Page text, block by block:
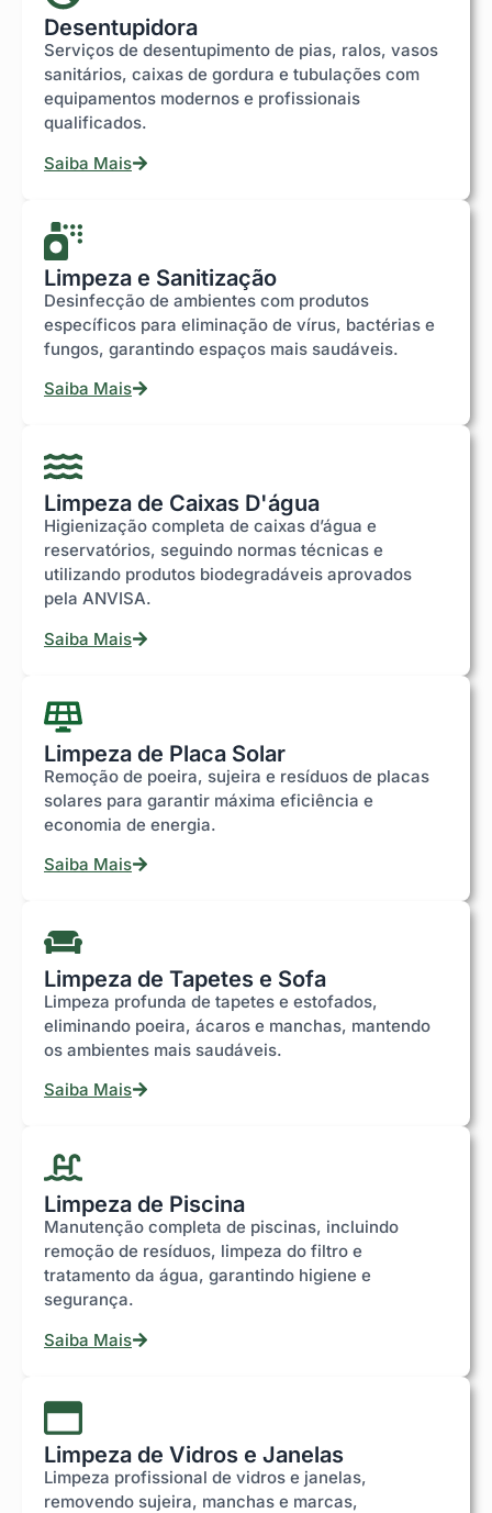
Desentupidora
Serviços de desentupimento de pias, ralos, vasos
sanitários, caixas de gordura e tubulações com
equipamentos modernos e profissionais
qualificados.
Saiba Mais
Limpeza e Sanitização
Desinfecção de ambientes com produtos
específicos para eliminação de vírus, bactérias e
fungos, garantindo espaços mais saudáveis.
Saiba Mais
Limpeza de Caixas D'água
Higienização completa de caixas d’água e
reservatórios, seguindo normas técnicas e
utilizando produtos biodegradáveis aprovados
pela ANVISA.
Saiba Mais
Limpeza de Placa Solar
Remoção de poeira, sujeira e resíduos de placas
solares para garantir máxima eficiência e
economia de energia.
Saiba Mais
Limpeza de Tapetes e Sofa
Limpeza profunda de tapetes e estofados,
eliminando poeira, ácaros e manchas, mantendo
os ambientes mais saudáveis.
Saiba Mais
Limpeza de Piscina
Manutenção completa de piscinas, incluindo
remoção de resíduos, limpeza do filtro e
tratamento da água, garantindo higiene e
segurança.
Saiba Mais
Limpeza de Vidros e Janelas
Limpeza profissional de vidros e janelas,
removendo sujeira, manchas e marcas,